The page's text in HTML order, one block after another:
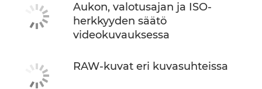
Aukon, valotusajan ja ISO-
herkkyyden säätö
videokuvauksessa
RAW-kuvat eri kuvasuhteissa